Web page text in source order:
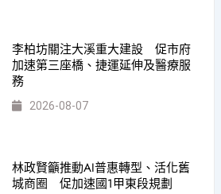
李柏坊關注大溪重大建設 促市府
加速第三座橋、捷運延伸及醫療服
務
2026-08-07
林政賢籲推動AI普惠轉型、活化舊
城商圈 促加速國1甲東段規劃